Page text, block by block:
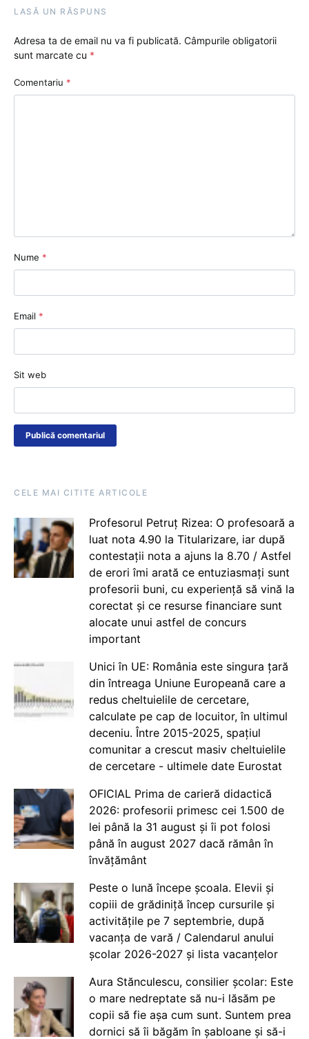
LASĂ UN RĂSPUNS
Adresa ta de email nu va fi publicată. Câmpurile obligatorii
sunt marcate cu *
Comentariu *
Nume *
Email *
Sit web
CELE MAI CITITE ARTICOLE
Profesorul Petruț Rizea: O profesoară a
luat nota 4.90 la Titularizare, iar după
contestații nota a ajuns la 8.70 / Astfel
de erori îmi arată ce entuziasmați sunt
profesorii buni, cu experiență să vină la
corectat și ce resurse financiare sunt
alocate unui astfel de concurs
important
Unici în UE: România este singura țară
din întreaga Uniune Europeană care a
redus cheltuielile de cercetare,
calculate pe cap de locuitor, în ultimul
deceniu. Între 2015-2025, spațiul
comunitar a crescut masiv cheltuielile
de cercetare - ultimele date Eurostat
OFICIAL Prima de carieră didactică
2026: profesorii primesc cei 1.500 de
lei până la 31 august și îi pot folosi
până în august 2027 dacă rămân în
învățământ
Peste o lună începe școala. Elevii și
copiii de grădiniță încep cursurile și
activitățile pe 7 septembrie, după
vacanța de vară / Calendarul anului
școlar 2026-2027 și lista vacanțelor
Aura Stănculescu, consilier școlar: Este
o mare nedreptate să nu-i lăsăm pe
copii să fie așa cum sunt. Suntem prea
dornici să îi băgăm în șabloane și să-i